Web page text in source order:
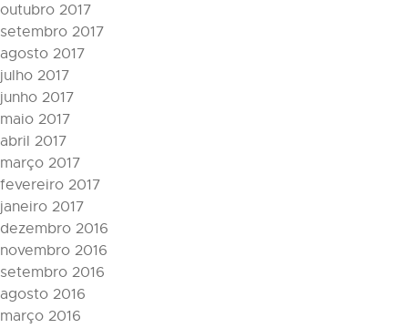
outubro 2017
setembro 2017
agosto 2017
julho 2017
junho 2017
maio 2017
abril 2017
março 2017
fevereiro 2017
janeiro 2017
dezembro 2016
novembro 2016
setembro 2016
agosto 2016
março 2016